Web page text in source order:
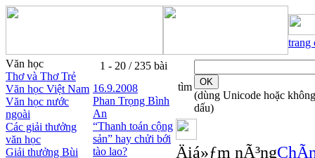
trang
Văn học
Thơ và Thơ Trẻ
Văn học Việt Nam
Văn học nước
ngoài
Các giải thưởng
văn học
Giải thưởng Bùi
1 - 20 / 235 bài
16.9.2008
Phan Trọng Bình
An
“Thanh toán cộng
sản” hay chửi bới
tào lao?
tìm
(dùng Unicode hoặc không
dấu)
Äiá»ƒm nÃ³ng